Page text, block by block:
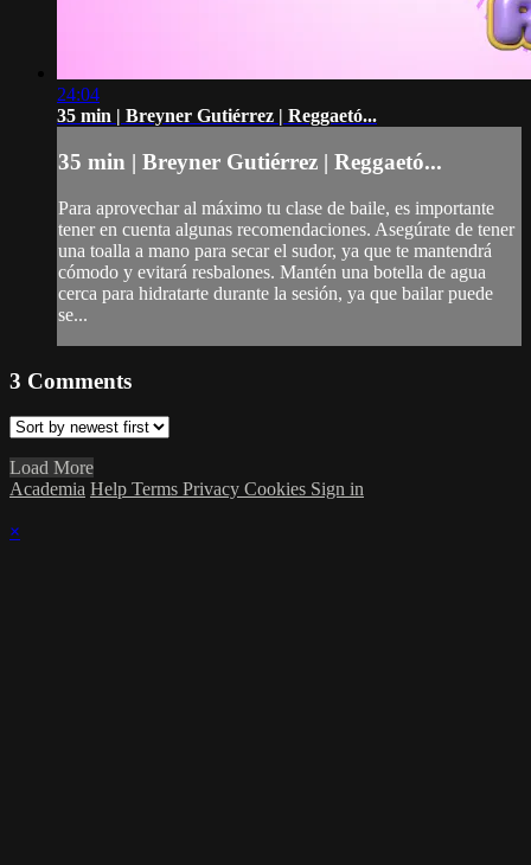
24:04
35 min | Breyner Gutiérrez | Reggaetó...
35 min | Breyner Gutiérrez | Reggaetó...
Para aprovechar al máximo tu clase de baile, es importante
tener en cuenta algunas recomendaciones. Asegúrate de tener
una toalla a mano para secar el sudor, ya que te mantendrá
cómodo y evitará resbalones. Mantén una botella de agua
cerca para hidratarte durante la sesión, ya que bailar puede
se...
3 Comments
Load More
Academia Help Terms Privacy Cookies Sign in
×